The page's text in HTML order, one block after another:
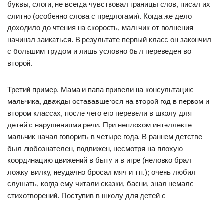
буквы, слоги, не всегда чувствовал границы слов, писал их
слитно (особенно слова с предлогами). Когда же дело
доходило до чтения на скорость, мальчик от волнения
начинал заикаться. В результате первый класс он закончил
с большим трудом и лишь условно был переведен во
второй.
Третий пример. Мама и папа привели на консультацию
мальчика, дважды остававшегося на второй год в первом и
втором классах, после чего его перевели в школу для
детей с нарушениями речи. При неплохом интеллекте
мальчик начал говорить в четыре года. В раннем детстве
был любознателен, подвижен, несмотря на плохую
координацию движений в быту и в игре (неловко брал
ложку, вилку, неудачно бросал мяч и т.п.); очень любил
слушать, когда ему читали сказки, басни, знал немало
стихотворений. Поступив в школу для детей с